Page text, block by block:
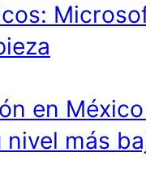
en
nivel más